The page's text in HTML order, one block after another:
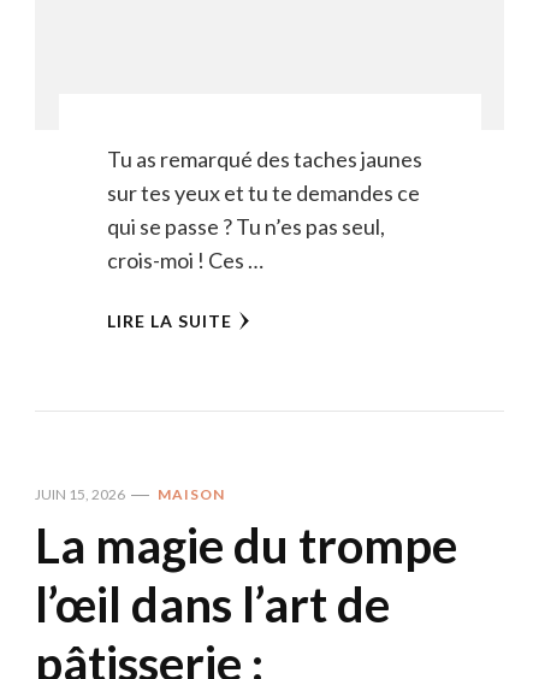
Tu as remarqué des taches jaunes
sur tes yeux et tu te demandes ce
qui se passe ? Tu n’es pas seul,
crois-moi ! Ces …
LIRE LA SUITE
JUIN 15, 2026 MAISON
La magie du trompe
l’œil dans l’art de
pâtisserie :